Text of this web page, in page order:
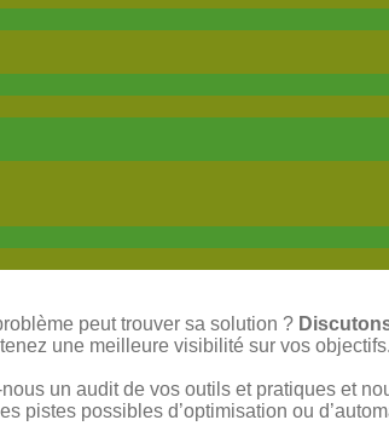
peut trouver sa solution ?
une meilleure visibilité sur vos objectifs.
un audit de vos outils et pratiques et
possibles d’optimisation ou